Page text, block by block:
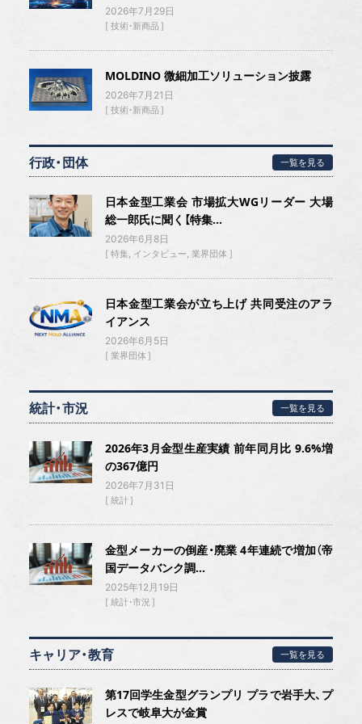
2026年7月29日
技術・新商品
MOLDINO 微細加工ソリューション披露
2026年7月21日
技術・新商品
行政・団体 一覧を見る
日本金型工業会 市場拡大WGリーダー 大場
総一郎氏に聞く【特集...
2026年6月8日
特集 インタビュー 業界団体
日本金型工業会が立ち上げ 共同受注のアラ
イアンス
2026年6月5日
業界団体
統計・市況 一覧を見る
2026年3月金型生産実績 前年同月比 9.6%増
の367億円
2026年7月31日
統計
金型メーカーの倒産・廃業 4年連続で増加（帝
国データバンク調...
2025年12月19日
統計・市況
キャリア・教育 一覧を見る
第17回学生金型グランプリ プラで岩手大、プ
レスで岐阜大が金賞